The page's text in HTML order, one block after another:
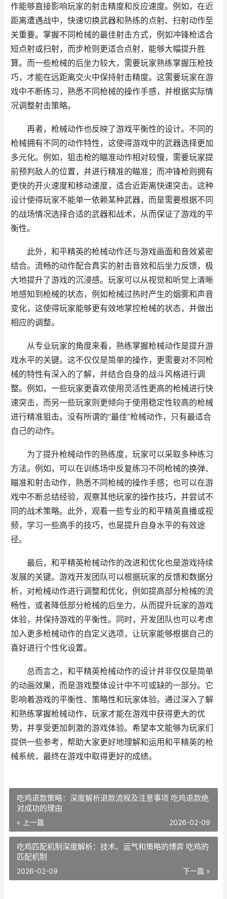
作能够直接影响玩家的射击精度和反应速度。例如，在近
距离遭遇战中，快速切换武器和熟练的点射、扫射动作至
关重要。掌握不同枪械的最佳射击方式，例如冲锋枪适合
短点射或扫射，而步枪则更适合点射，能够大幅提升胜
算。而一些枪械的后坐力较大，需要玩家熟练掌握压枪技
巧，才能在远距离交火中保持射击精度。这需要玩家在游
戏中不断练习，熟悉不同枪械的操作手感，并根据实际情
况调整射击策略。
再者，枪械动作也反映了游戏平衡性的设计。不同的
枪械拥有不同的动作特性，这使得游戏中的武器选择更加
多元化。例如，狙击枪的瞄准动作相对较慢，需要玩家提
前预判敌人的位置，并进行精准的瞄准；而冲锋枪则拥有
更快的开火速度和移动速度，适合近距离快速突击。这种
设计使得玩家不能单一依赖某种武器，而是需要根据不同
的战场情况选择合适的武器和战术，从而保证了游戏的平
衡性。
此外，和平精英的枪械动作还与游戏画面和音效紧密
结合。流畅的动作配合真实的射击音效和后坐力反馈，极
大地提升了游戏的沉浸感。玩家可以从视觉和听觉上清晰
地感知到枪械的状态，例如枪械过热时产生的烟雾和声音
变化，这使得玩家能够更有效地掌控枪械的状态，并做出
相应的调整。
从专业玩家的角度来看，熟练掌握枪械动作是提升游
戏水平的关键。这不仅仅是简单的操作，更需要对不同枪
械的特性有深入的了解，并结合自身的战斗风格进行调
整。例如，一些玩家更喜欢使用灵活性更高的枪械进行快
速突击，而另一些玩家则更倾向于使用稳定性较高的枪械
进行精准狙击。没有所谓的“最佳”枪械动作，只有最适合
自己的动作。
为了提升枪械动作的熟练度，玩家可以采取多种练习
方法。例如，可以在训练场中反复练习不同枪械的换弹、
瞄准和射击动作，熟悉不同枪械的操作手感；也可以在游
戏中不断总结经验，观察其他玩家的操作技巧，并尝试不
同的战术策略。此外，观看一些专业的和平精英直播或视
频，学习一些高手的技巧，也是提升自身水平的有效途
径。
最后，和平精英枪械动作的改进和优化也是游戏持续
发展的关键。游戏开发团队可以根据玩家的反馈和数据分
析，对枪械动作进行调整和优化，例如提高部分枪械的流
畅性，或者降低部分枪械的后坐力，从而提升玩家的游戏
体验，并保持游戏的平衡性。同时，开发团队也可以考虑
加入更多枪械动作的自定义选项，让玩家能够根据自己的
喜好进行个性化设置。
总而言之，和平精英枪械动作的设计并非仅仅是简单
的动画效果，而是游戏整体设计中不可或缺的一部分。它
影响着游戏的平衡性、策略性和玩家体验。通过深入了解
和熟练掌握枪械动作，玩家才能在游戏中获得更大的优
势，并享受更加刺激的游戏体验。希望本文能够为玩家们
提供一些参考，帮助大家更好地理解和运用和平精英的枪
械系统，最终在游戏中取得更好的成绩。
吃鸡退款策略：深度解析退款流程及注意事项 吃鸡退款绝
对成功的理由
« 上一篇 2026-02-09
吃鸡匹配机制深度解析：技术、运气和策略的博弈 吃鸡的
匹配机制
下一篇 »
2026-02-09